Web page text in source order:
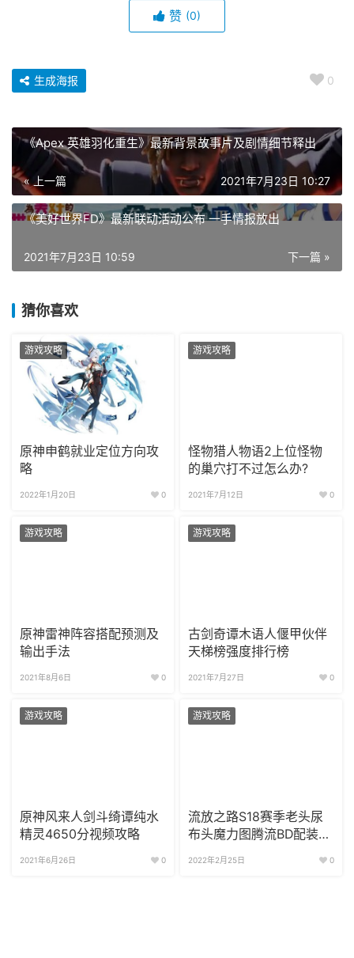
赞 (0)
0
生成海报
《Apex 英雄羽化重生》最新背景故事片及剧情细节释出
« 上一篇 2021年7月23日 10:27
《美好世界FD》最新联动活动公布 一手情报放出
下一篇 »
2021年7月23日 10:59
猜你喜欢
游戏攻略
原神申鹤就业定位方向攻
略
2022年1月20日 0
游戏攻略
怪物猎人物语2上位怪物
的巢穴打不过怎么办?
2021年7月12日 0
游戏攻略
原神雷神阵容搭配预测及
输出手法
2021年8月6日 0
游戏攻略
古剑奇谭木语人偃甲伙伴
天梯榜强度排行榜
2021年7月27日 0
游戏攻略
原神风来人剑斗绮谭纯水
精灵4650分视频攻略
2021年6月26日 0
游戏攻略
流放之路S18赛季老头尿
布头魔力图腾流BD配装天
2022年2月25日 0